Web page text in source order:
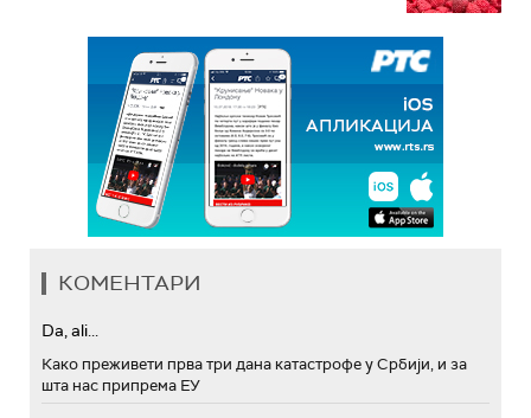
КОМЕНТАРИ
Da, ali...
Како преживети прва три дана катастрофе у Србији, и за
шта нас припрема ЕУ